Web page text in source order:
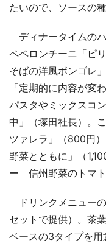
たいので、ソースの
ディナータイムの
ペペロンチーニ「ピ
そばの洋風ボンゴレ
「定期的に内容が変
パスタやミックスコ
中」（塚田社長）。
ツァレラ」（800円
野菜とともに」（
ー 信州野菜のトマト
ドリンクメニュー
セットで提供）。茶
ベースの3タイプを